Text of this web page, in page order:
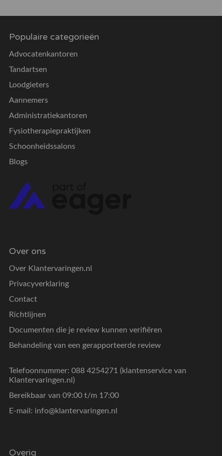
Populaire categorieën
Advocatenkantoren
Tandartsen
Loodgieters
Aannemers
Administratiekantoren
Fysiotherapiepraktijken
Schoonheidssalons
Blogs
Over ons
Over Klantervaringen.nl
Privacyverklaring
Contact
Richtlijnen
Documenten die je review kunnen verifiëren
Behandeling van een gerapporteerde review
Telefoonnummer: 088 4254271 (klantenservice van
Klantervaringen.nl)
Bereikbaar van 09:00 t/m 17:00
E-mail: info@klantervaringen.nl
Overig